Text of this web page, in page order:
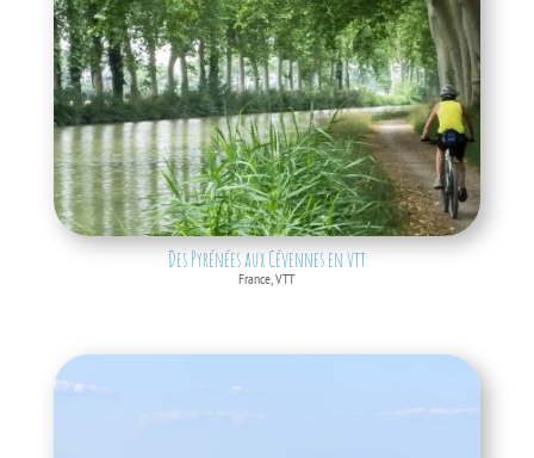
Des Pyrénées aux Cévennes en vtt
France ,VTT